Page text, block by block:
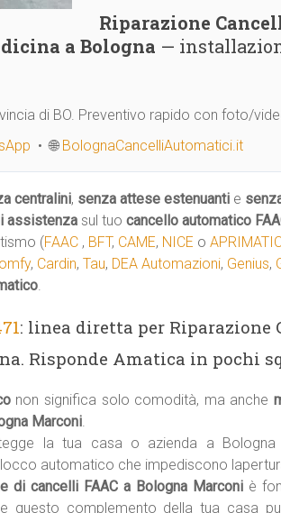
Riparazione
a Bologna —
di BO. Preventivo rapido con foto/
• 🌐 BolognaCancelliAutomatici.it
centralini, senza attese estenuanti e
assistenza sul tuo cancello automatico
(FAAC , BFT, CAME, NICE o
, Cardin, Tau, DEA Automazioni, Genius,
.
: linea diretta per Riparazione
Risponde Amatica in pochi
non significa solo comodità, ma anche
Marconi.
la tua casa o azienda a
automatico che impediscono
di cancelli FAAC a Bologna Marconi è
questo complemento della tua casa